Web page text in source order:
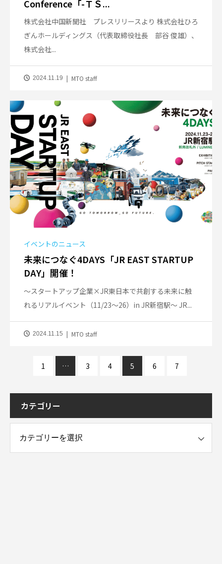
Conference「-ＴＳ...
株式会社中国新聞社 プレスリリースより 株式会社ひろ
ぎんホールディングス（代表取締役社長 部谷 俊雄）、
株式会社...
2024.11.19 MTO staff
イベントのニュース
未来につなぐ4DAYS「JR EAST STARTUP
DAY」開催！
～スタートアップ企業×JR東日本で共創する未来に触
れるリアルイベント（11/23～26）in JR新宿駅～ JR...
2024.11.15 MTO staff
1 … 3 4 5 6 7
カテゴリー